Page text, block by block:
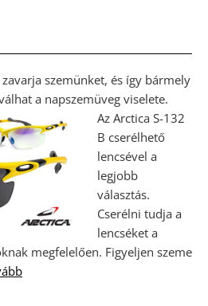
szemünket, és így bármely
a napszemüveg viselete.
Az Arctica S-132
B cserélhető
lencsével a
legjobb
választás.
Cserélni tudja a
lencséket a
megfelelően. Figyeljen szeme